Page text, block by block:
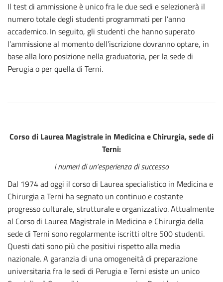
Il test di ammissione è unico fra le due sedi e selezionerà il
numero totale degli studenti programmati per l’anno
accademico. In seguito, gli studenti che hanno superato
l’ammissione al momento dell’iscrizione dovranno optare, in
base alla loro posizione nella graduatoria, per la sede di
Perugia o per quella di Terni.
Corso di Laurea Magistrale in Medicina e Chirurgia, sede di
Terni:
i numeri di un’esperienza di successo
Dal 1974 ad oggi il corso di Laurea specialistico in Medicina e
Chirurgia a Terni ha segnato un continuo e costante
progresso culturale, strutturale e organizzativo. Attualmente
al Corso di Laurea Magistrale in Medicina e Chirurgia della
sede di Terni sono regolarmente iscritti oltre 500 studenti.
Questi dati sono più che positivi rispetto alla media
nazionale. A garanzia di una omogeneità di preparazione
universitaria fra le sedi di Perugia e Terni esiste un unico